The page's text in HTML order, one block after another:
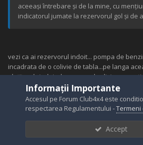
aceeași întrebare și de la mine, cu
indicatorul jumate la rezervorul gol și de
vezi ca ai rezervorul indoit... pompa de
incadrata de o colivie de tabla...pe langa
plutitorul...indoind rezervorul colivia
momentul cand ai facut plinul plutitorul a
ramanand agatat pe ea la intoarcere....de
la jumatate in sus...
rezolvare: dai rezervorul jos, desfaci
desfaci si pe cel al plutitorului) si cu un lumn
Informații Importante
Accesul pe Forum Club4x4 este
respectarea Regulamentului -Termeni
Accept